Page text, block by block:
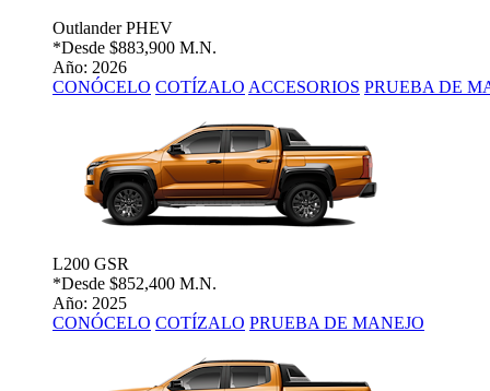
Outlander PHEV
*Desde $883,900 M.N.
Año: 2026
CONÓCELO COTÍZALO ACCESORIOS PRUEBA DE
L200 GSR
*Desde $852,400 M.N.
Año: 2025
CONÓCELO COTÍZALO PRUEBA DE MANEJO